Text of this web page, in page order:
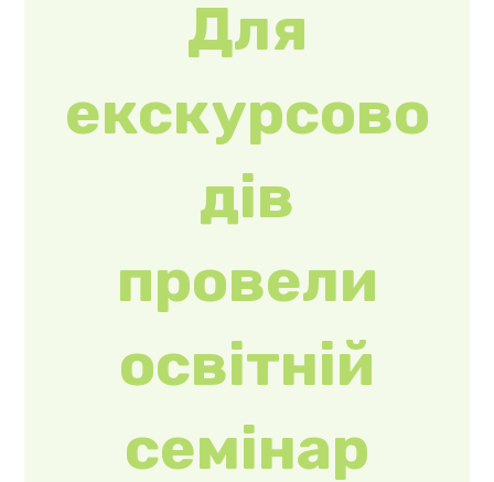
дів
провели
освітній
семінар
про винний
туризм на
Закарпатті